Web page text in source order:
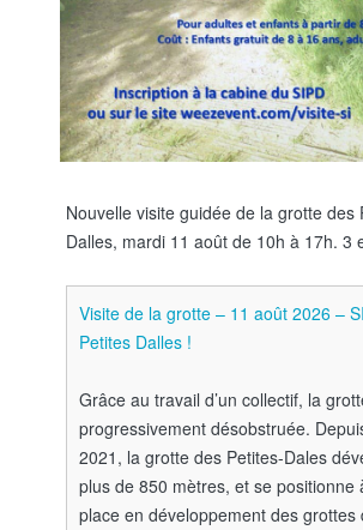
Nouvelle visite guidée de la grotte des
Dalles, mardi 11 août de 10h à 17h. 3
Visite de la grotte – 11 août 2026 – SI
Petites Dalles !
Grâce au travail d’un collectif, la
progressivement désobstruée.
2021, la grotte des Petites-Dales
plus de 850 mètres, et se positionne
place en développement des grottes